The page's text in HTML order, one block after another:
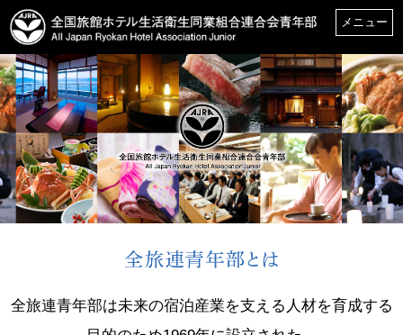
メニュー
全旅連青年部は未来の宿泊産業を支える人材を育成する